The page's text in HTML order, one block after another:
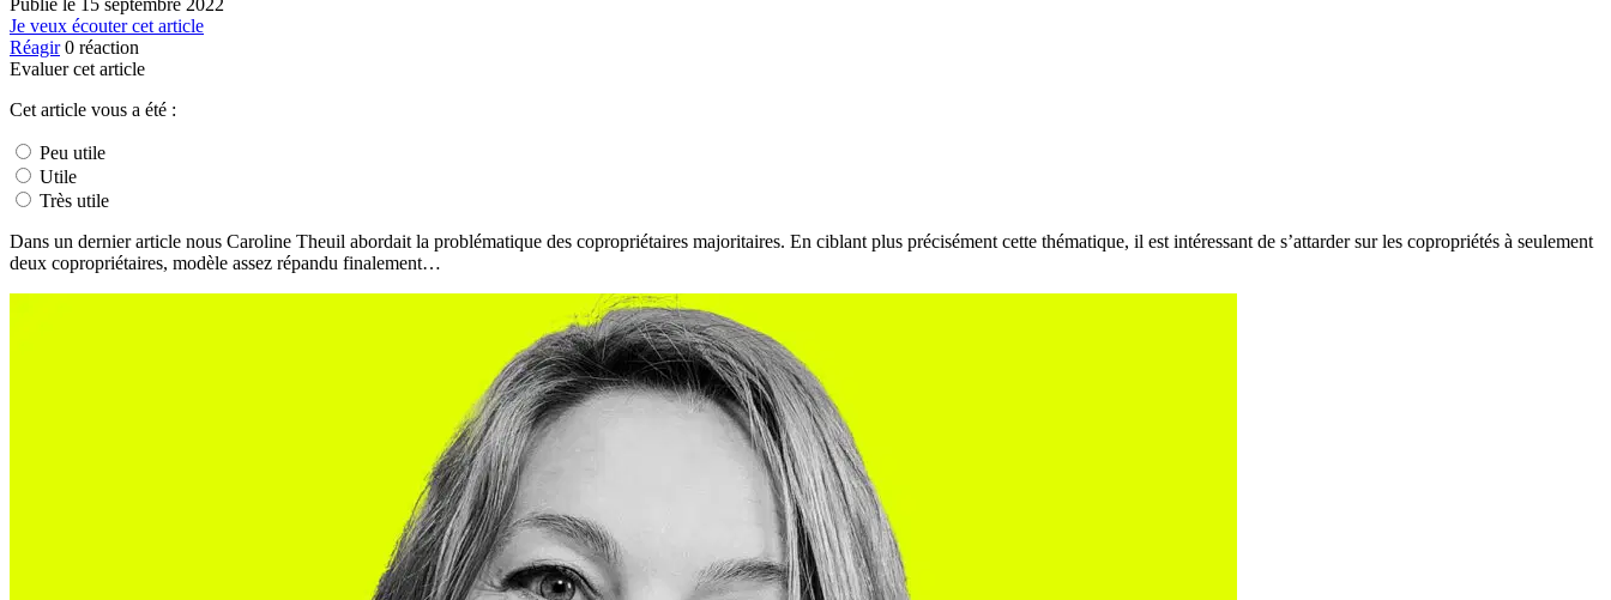
Je veux écouter cet article
Réagir 0 réaction
Evaluer cet article
Cet article vous a été :
Peu utile
Utile
Très utile
Dans un dernier article nous Caroline Theuil abordait la problématique des copropriétaires majoritaires. En ciblant plus précisément cette thématique, il est intéressant de s’attarder sur les copropriétés à seulement
deux copropriétaires, modèle assez répandu finalement…